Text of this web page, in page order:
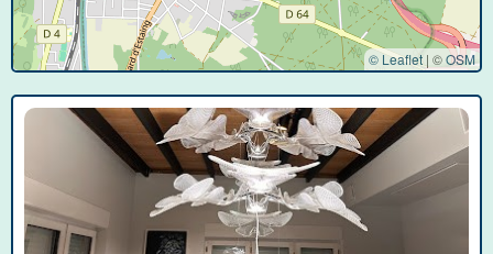
© Leaflet | ©OSM